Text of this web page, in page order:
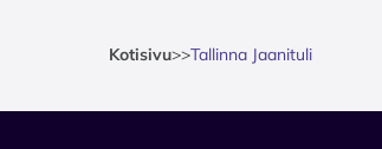
Kotisivu>>Tallinna Jaanituli